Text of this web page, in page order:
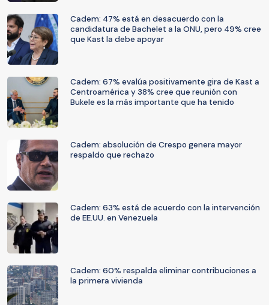
Cadem: 47% está en desacuerdo con la
candidatura de Bachelet a la ONU, pero 49% cree
que Kast la debe apoyar
Cadem: 67% evalúa positivamente gira de Kast a
Centroamérica y 38% cree que reunión con
Bukele es la más importante que ha tenido
Cadem: absolución de Crespo genera mayor
respaldo que rechazo
Cadem: 63% está de acuerdo con la intervención
de EE.UU. en Venezuela
Cadem: 60% respalda eliminar contribuciones a
la primera vivienda